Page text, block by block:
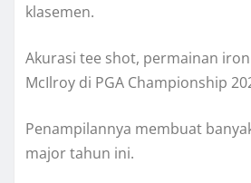
klasemen.
Akurasi tee shot, permainan
McIlroy di PGA Championship
Penampilannya membuat
major tahun ini.